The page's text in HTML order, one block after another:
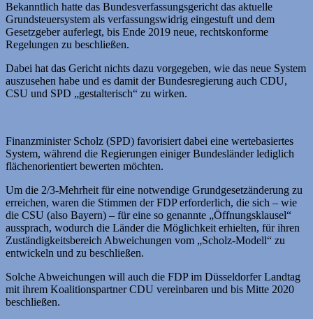
Bekanntlich hatte das Bundesverfassungsgericht das aktuelle
Grundsteuersystem als verfassungswidrig eingestuft und dem
Gesetzgeber auferlegt, bis Ende 2019 neue, rechtskonforme
Regelungen zu beschließen.
Dabei hat das Gericht nichts dazu vorgegeben, wie das neue System
auszusehen habe und es damit der Bundesregierung auch CDU,
CSU und SPD „gestalterisch“ zu wirken.
Finanzminister Scholz (SPD) favorisiert dabei eine wertebasiertes
System, während die Regierungen einiger Bundesländer lediglich
flächenorientiert bewerten möchten.
Um die 2/3-Mehrheit für eine notwendige Grundgesetzänderung zu
erreichen, waren die Stimmen der FDP erforderlich, die sich – wie
die CSU (also Bayern) – für eine so genannte „Öffnungsklausel“
aussprach, wodurch die Länder die Möglichkeit erhielten, für ihren
Zuständigkeitsbereich Abweichungen vom „Scholz-Modell“ zu
entwickeln und zu beschließen.
Solche Abweichungen will auch die FDP im Düsseldorfer Landtag
mit ihrem Koalitionspartner CDU vereinbaren und bis Mitte 2020
beschließen.